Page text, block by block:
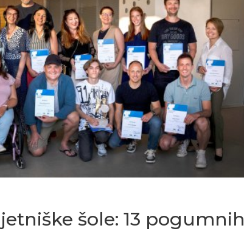
šole: 13 pogumnih